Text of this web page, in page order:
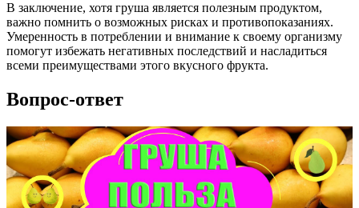
В заключение, хотя груша является полезным продуктом,
важно помнить о возможных рисках и противопоказаниях.
Умеренность в потреблении и внимание к своему организму
помогут избежать негативных последствий и насладиться
всеми преимуществами этого вкусного фрукта.
Вопрос-ответ